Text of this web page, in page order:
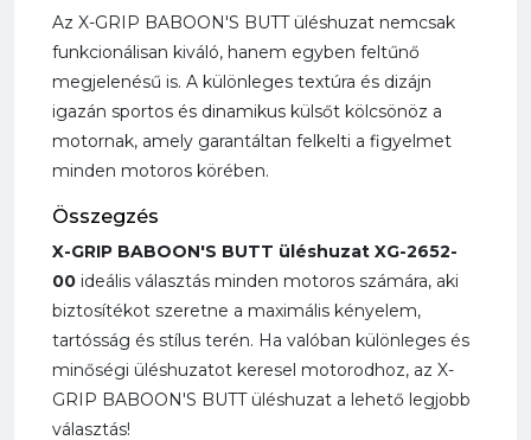
Az X-GRIP BABOON'S BUTT üléshuzat nemcsak
funkcionálisan kiváló, hanem egyben feltűnő
megjelenésű is. A különleges textúra és dizájn
igazán sportos és dinamikus külsőt kölcsönöz a
motornak, amely garantáltan felkelti a figyelmet
minden motoros körében.
Összegzés
X-GRIP BABOON'S BUTT üléshuzat XG-2652-
00 ideális választás minden motoros számára, aki
biztosítékot szeretne a maximális kényelem,
tartósság és stílus terén. Ha valóban különleges és
minőségi üléshuzatot keresel motorodhoz, az X-
GRIP BABOON'S BUTT üléshuzat a lehető legjobb
választás!